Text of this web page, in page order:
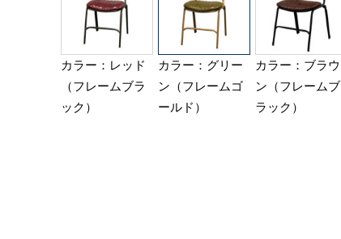
カラー：レッド
（フレームブラ
ック）
カラー：グリー
ン（フレームゴ
ールド）
カラー：ブラウ
ン（フレームブ
ラック）